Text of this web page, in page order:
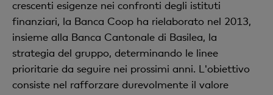
crescenti esigenze nei confronti degli istituti
finanziari, la Banca Coop ha rielaborato nel 2013,
insieme alla Banca Cantonale di Basilea, la
strategia del gruppo, determinando le linee
prioritarie da seguire nei prossimi anni. L'obiettivo
consiste nel rafforzare durevolmente il valore